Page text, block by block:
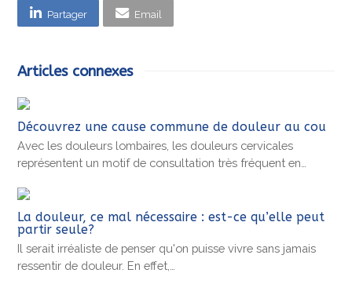
Partager Email
Articles connexes
Découvrez une cause commune de douleur au cou
Avec les douleurs lombaires, les douleurs cervicales
représentent un motif de consultation très fréquent en…
La douleur, ce mal nécessaire : est-ce qu’elle peut
partir seule?
Il serait irréaliste de penser qu'on puisse vivre sans jamais
ressentir de douleur. En effet,…